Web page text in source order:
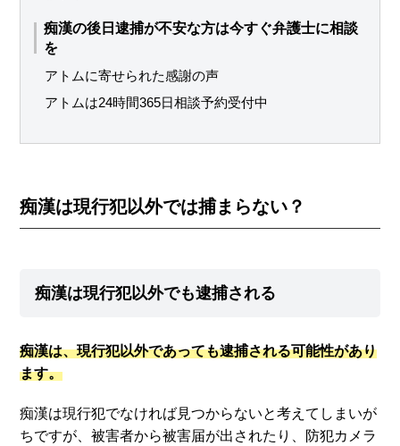
痴漢の後日逮捕が不安な方は今すぐ弁護士に相談
を
アトムに寄せられた感謝の声
アトムは24時間365日相談予約受付中
痴漢は現行犯以外では捕まらない？
痴漢は現行犯以外でも逮捕される
痴漢は、現行犯以外であっても逮捕される可能性があり
ます。
痴漢は現行犯でなければ見つからないと考えてしまいが
ちですが、被害者から被害届が出されたり、防犯カメラ